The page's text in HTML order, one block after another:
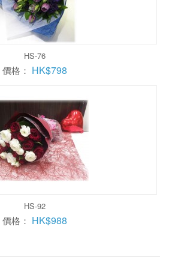
HS-76
價格： HK$798
HS-92
價格： HK$988